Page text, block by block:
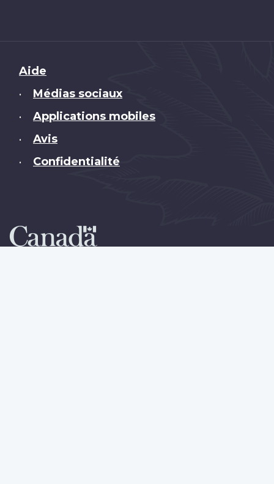
Brand
Aide
• Médias sociaux
• Applications mobiles
• Avis
• Confidentialité